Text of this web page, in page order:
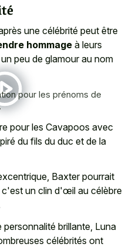
une célébrité peut être
hommageà leurs
peu de glamour au nom
pour les prénoms de
pour les Cavapoos avec
du fils du duc et de la
Baxter pourrait
un clin d'œil au célèbre
brillante, Luna
célébrités ont